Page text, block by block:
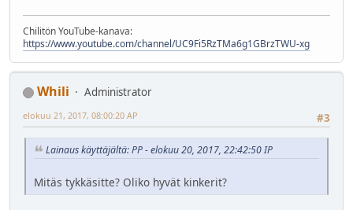
Chilitön YouTube-kanava:
https://www.youtube.com/channel/UC9Fi5RzTMa6g1GBrzTWU-xg
Whili
Administrator
#3
elokuu 21, 2017, 08:00:20 AP
Lainaus käyttäjältä: PP - elokuu 20, 2017, 22:42:50 IP
Mitäs tykkäsitte? Oliko hyvät kinkerit?